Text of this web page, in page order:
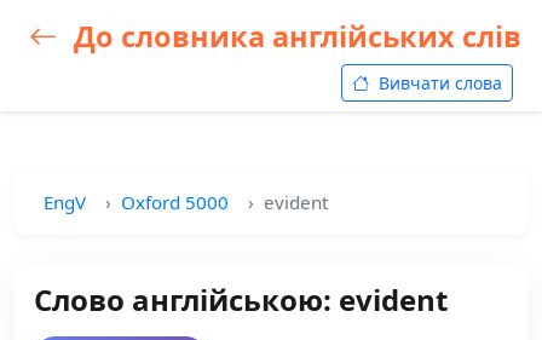
До словника англійських слів
Вивчати слова
EngV Oxford 5000 evident
Слово англійською: evident